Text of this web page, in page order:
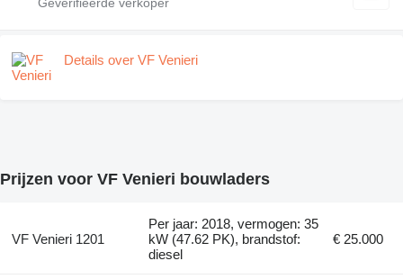
Details over VF Venieri
Prijzen voor VF Venieri bouwladers
VF Venieri 1201
Per jaar: 2018, vermogen: 35
kW (47.62 PK), brandstof:
diesel
€ 25.000